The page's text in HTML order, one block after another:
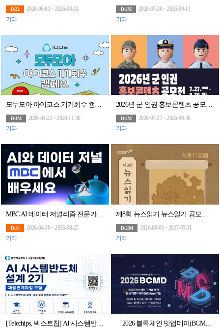
D-22
2026-06-01 ~ 2026-08-31
기타
D-1M
2026-07-20 ~ 2026-09-13
기타
모두모아 아이코스 기기회수 캠페인
D-3M
2026-04-22 ~ 2026-11-30
기타
2026년 군 인권 홍보콘텐츠 공모전(~9/30)
D-1M
2026-07-27 ~ 2026-09-30
기타
MBC AI 데이터 저널리즘 전문가 과정
D-16
2026-04-30 ~ 2026-08-25
기타
D-11M
2026-08-03 ~ 2027-07-31
기타
[Telechips, 넥스트칩] AI 시스템반도체 설계(2기)(구 하만 세미콘아카데미, 팹리스협회회원사 채용연계과정) 「2026 블록체인 밋업데이(BCMD)」 18회차 교육생 모집